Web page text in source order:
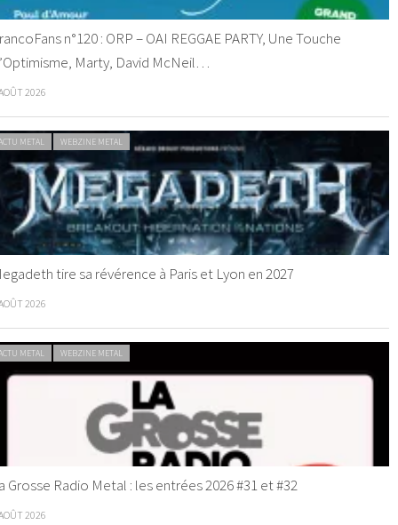
n°120 : ORP – OAI REGGAE PARTY, Une Touche
Marty, David McNeil…
2026
METAL WEBZINE METAL
tire sa révérence à Paris et Lyon en 2027
2026
METAL WEBZINE METAL
Grosse Radio Metal : les entrées 2026 #31 et #32
2026